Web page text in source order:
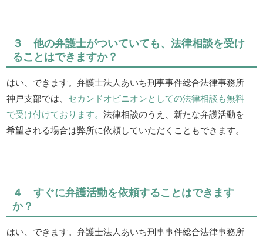
３ 他の弁護士がついていても、法律相談を受け
ることはできますか？
はい、できます。弁護士法人あいち刑事事件総合法律事務所
神戸支部では、 セカンドオピニオンとしての法律相談も無料
で受け付けております。法律相談のうえ、新たな弁護活動を
希望される場合は弊所に依頼していただくこともできます。
４ すぐに弁護活動を依頼することはできます
か？
はい、できます。弁護士法人あいち刑事事件総合法律事務所